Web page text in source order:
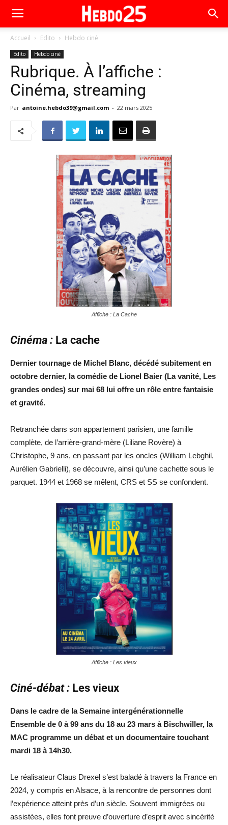
Accueil Edito Hebdo ciné
Edito Hebdo ciné
Rubrique. À l’affiche :
Cinéma, streaming
Par antoine.hebdo39@gmail.com - 22 mars 2025
Affiche : La Cache
Cinéma : La cache
Dernier tournage de Michel Blanc, décédé subitement en
octobre dernier, la comédie de Lionel Baier (La vanité, Les
grandes ondes) sur mai 68 lui offre un rôle entre fantaisie
et gravité.
Retranchée dans son appartement parisien, une famille
complète, de l’arrière-grand-mère (Liliane Rovère) à
Christophe, 9 ans, en passant par les oncles (William Lebghil,
Aurélien Gabrielli), se découvre, ainsi qu’une cachette sous le
parquet. 1944 et 1968 se mêlent, CRS et SS se confondent.
Affiche : Les vieux
Ciné-débat : Les vieux
Dans le cadre de la Semaine intergénérationnelle
Ensemble de 0 à 99 ans du 18 au 23 mars à Bischwiller, la
MAC programme un débat et un documentaire touchant
mardi 18 à 14h30.
Le réalisateur Claus Drexel s’est baladé à travers la France en
2024, y compris en Alsace, à la rencontre de personnes dont
l’expérience atteint près d’un siècle. Souvent immigrées ou
assistées, elles font preuve d’ouverture d’esprit avec sincérité